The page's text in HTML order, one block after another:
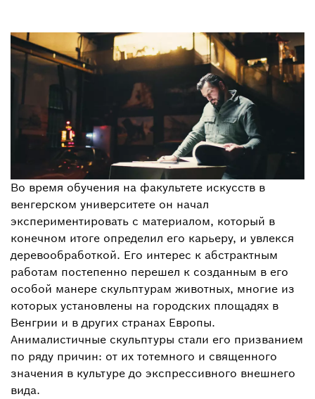
Во время обучения на факультете искусств в
венгерском университете он начал
экспериментировать с материалом, который в
конечном итоге определил его карьеру, и увлекся
деревообработкой. Его интерес к абстрактным
работам постепенно перешел к созданным в его
особой манере скульптурам животных, многие из
которых установлены на городских площадях в
Венгрии и в других странах Европы.
Анималистичные скульптуры стали его призванием
по ряду причин: от их тотемного и священного
значения в культуре до экспрессивного внешнего
вида.